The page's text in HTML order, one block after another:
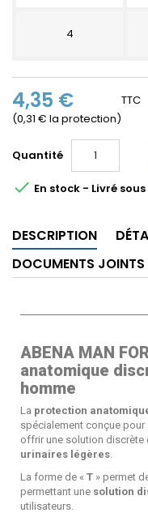
4
4,35 €
(0,31 € la protection)
TTC
Quantité
 En stock - Livré
DESCRIPTION
DOCUMENTS JOINTS
ABENA MAN
anatomique
homme
La protection anatomique
spécialement conçue pour
offrir une solution discrète
urinaires légères
La forme de « T » permet
permettant une solution
utilisateurs.